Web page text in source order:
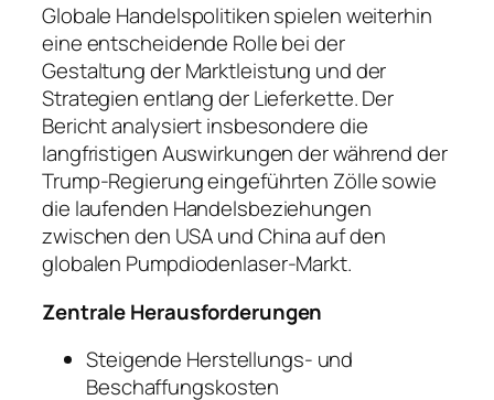
Globale Handelspolitiken spielen weiterhin
eine entscheidende Rolle bei der
Gestaltung der Marktleistung und der
Strategien entlang der Lieferkette. Der
Bericht analysiert insbesondere die
langfristigen Auswirkungen der während der
Trump-Regierung eingeführten Zölle sowie
die laufenden Handelsbeziehungen
zwischen den USA und China auf den
globalen Pumpdiodenlaser-Markt.
Zentrale Herausforderungen
Steigende Herstellungs- und
Beschaffungskosten